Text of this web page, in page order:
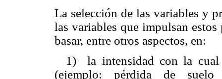
La selección de las variables y
las variables que impulsan
basar, entre otros aspectos, en:
1)
la intensidad con la
(ejemplo: pérdida de